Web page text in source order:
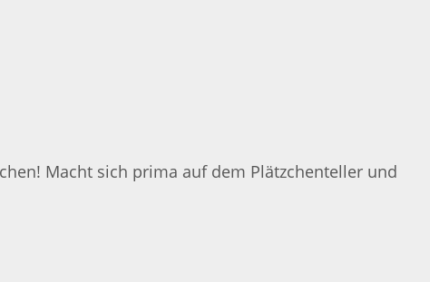
Macht sich prima auf dem Plätzchenteller und